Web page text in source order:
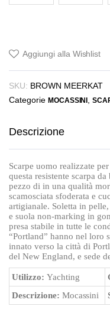
Aggiungi alla Wishlist
SKU: BROWN MEERKAT
Categorie MOCASSINI ,
Descrizione
Scarpe uomo realizzate
questa resistente scarpa
pezzo di in una qualità
scamosciata sfoderata e
artigianale. Soletta in
e suola non-marking in
presa stabile in tutte le
“Portland” hanno nel loro
innato verso la città di
del New England, e sede
Utilizzo: Yachting
Descrizione: Mocassini